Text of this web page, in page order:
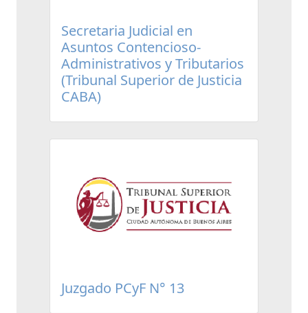
Secretaria Judicial en
Asuntos Contencioso-
Administrativos y Tributarios
(Tribunal Superior de Justicia
CABA)
Juzgado PCyF N° 13